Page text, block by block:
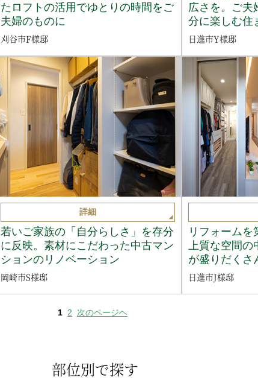
部位別で探す
たロフトの活用でゆとりの時間をご
夫婦のものに
刈谷市F様邸
広さを。ご夫
分に楽しむ住
日進市Y様邸
詳細
若いご家族の「自分らしさ」を存分
に反映。素材にこだわった中古マン
ションのリノベーション
岡崎市S様邸
リフォームを
上質な空間
が盛りだくさ
日進市J様邸
1 2 次のページヘ